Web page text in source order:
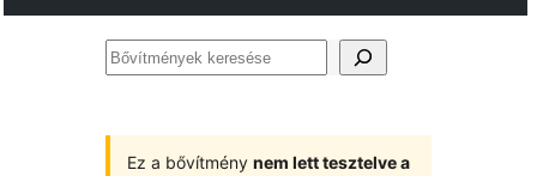
Bővítmények
Ez a bővítmény nem lett tesztelve a